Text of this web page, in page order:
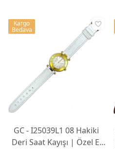
GC - I25039L1 08 Hakiki
Deri Saat Kayışı | Özel El
Kargo
Bedava